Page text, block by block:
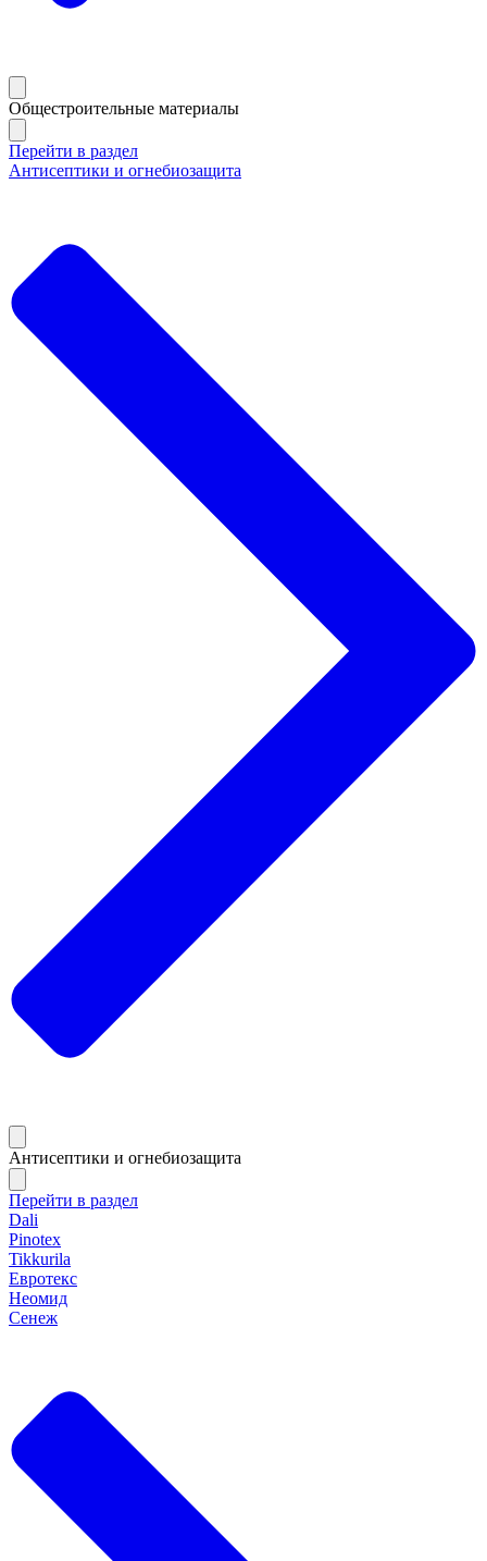
Общестроительные материалы
Перейти в раздел
Антисептики и огнебиозащита
Антисептики и огнебиозащита
Перейти в раздел
Dali
Pinotex
Tikkurila
Евротекс
Неомид
Сенеж